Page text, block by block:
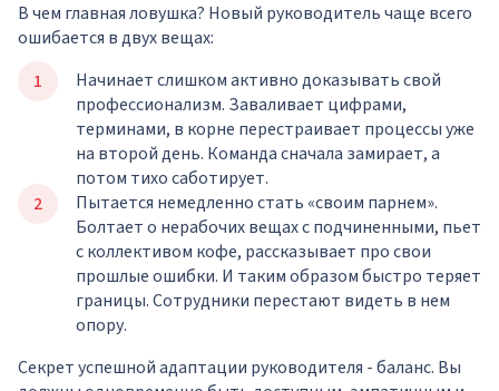
В чем главная ловушка? Новый руководитель чаще всего
ошибается в двух вещах:
Начинает слишком активно доказывать свой
профессионализм. Заваливает цифрами,
терминами, в корне перестраивает процессы уже
на второй день. Команда сначала замирает, а
потом тихо саботирует.
Пытается немедленно стать «своим парнем».
Болтает о нерабочих вещах с подчиненными, пьет
с коллективом кофе, рассказывает про свои
прошлые ошибки. И таким образом быстро теряет
границы. Сотрудники перестают видеть в нем
опору.
Секрет успешной адаптации руководителя - баланс. Вы